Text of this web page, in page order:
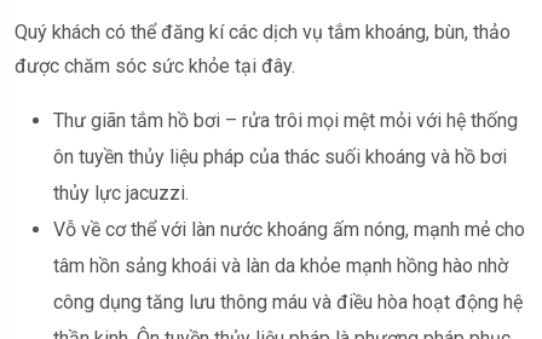
Quý khách có thể đăng kí các dịch vụ tắm khoáng, bùn, thảo
được chăm sóc sức khỏe tại đây.
Thư giãn tắm hồ bơi – rửa trôi mọi mệt mỏi với hệ thống
ôn tuyền thủy liệu pháp của thác suối khoáng và hồ bơi
thủy lực jacuzzi.
Vỗ về cơ thể với làn nước khoáng ấm nóng, mạnh mẻ cho
tâm hồn sảng khoái và làn da khỏe mạnh hồng hào nhờ
công dụng tăng lưu thông máu và điều hòa hoạt động hệ